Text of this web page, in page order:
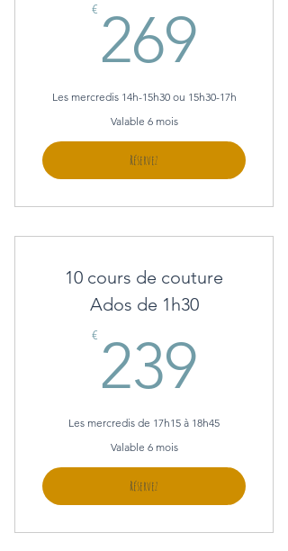
€ 269
Les mercredis 14h-15h30 ou 15h30-17h
Valable 6 mois
Réservez
10 cours de couture
Ados de 1h30
€ 239
Les mercredis de 17h15 à 18h45
Valable 6 mois
Réservez